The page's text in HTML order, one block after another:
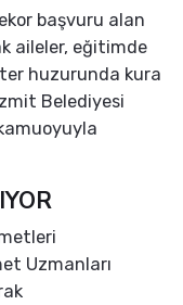
başvuru alan
aileler, eğitimde
huzurunda kura
Belediyesi
Uzmanları